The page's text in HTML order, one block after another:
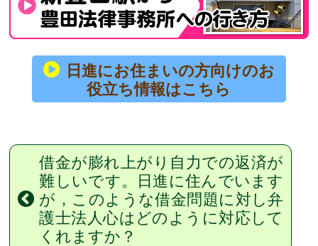
日進にお住まいの方向けのお
役立ち情報はこちら
借金が膨れ上がり自力での返済が
難しいです。日進に住んでいます
が，このような借金問題に対し弁
護士法人心はどのように対応して
くれますか？